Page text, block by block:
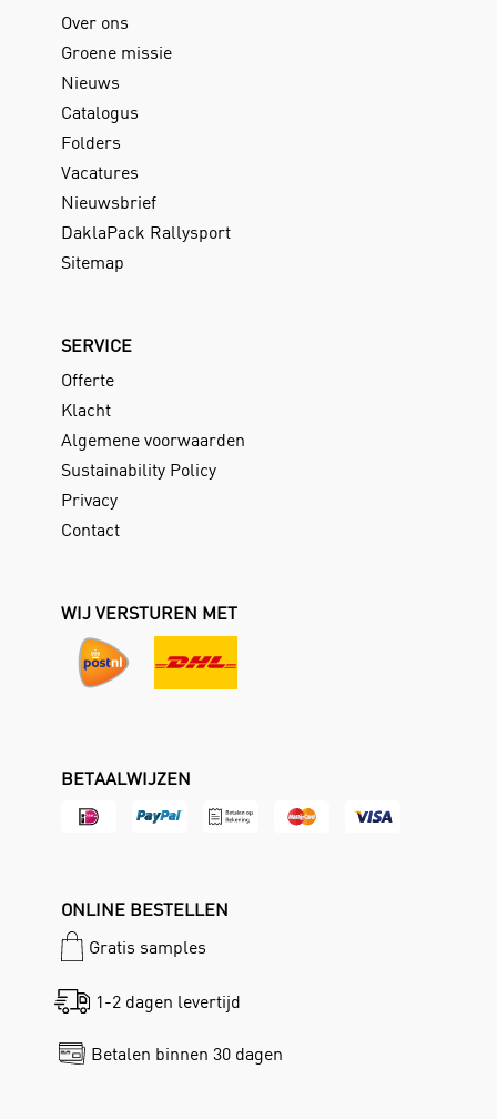
Over ons
Groene missie
Nieuws
Catalogus
Folders
Vacatures
Nieuwsbrief
DaklaPack Rallysport
Sitemap
SERVICE
Offerte
Klacht
Algemene voorwaarden
Sustainability Policy
Privacy
Contact
WIJ VERSTUREN MET
BETAALWIJZEN
ONLINE BESTELLEN
Gratis samples
1-2 dagen levertijd
Betalen binnen 30 dagen